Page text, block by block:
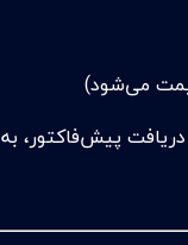
می‌شود)
پیش‌فاکتور،